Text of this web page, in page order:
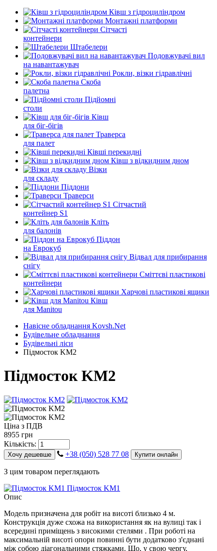
Ківш з гідроциліндром
Монтажні платформи
Сітчасті
контейнери
Штабелери
Подовжувачі вил
на навантажувач
Рокли, візки гідравлічні
Скоба
палетна
Підйомні
столи
Ківш
для біг-бігів
Траверса
для палет
Ківші перекидні
Ківш з відкидним дном
Візки
для складу
Піддони
Траверси
Сітчастий
контейнер S1
Кліть
для балонів
Піддон
на Еврокуб
Відвал для прибирання
снігу
Cміттєві пластикові
контейнери
Харчові пластикові ящики
Ківш
для Manitou
Навісне обладнання Kovsh.Net
Будівельне обладнання
Будівельні ліси
Підмосток KM2
Підмосток KM2
Ціна з ПДВ
8955 грн
Кількість:
Хочу дешевше +38 (050) 528 77 08 Купити онлайн
З цим товаром переглядають
Підмосток KM1
Опис
Модель призначена для робіт на висоті близько 4 м.
Конструкція дуже схожа на використання як на вулиці так і
всередині приміщень з високими стелями . При роботі на
максимальній висоті опори повинні бути додатково з'єднані
між собою діагональними стяжками. Що, у свою чергу,